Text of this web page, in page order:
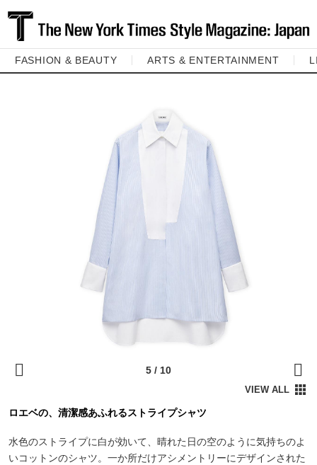
FASHION & BEAUTY ARTS & ENTERTAINMENT
ロエベの、清潔感あふれるストライプシャツ
水色のストライプに白が効いて、晴れた日の空のように気持ちのよ
いコットンのシャツ。一か所だけアシメントリーにデザインされた